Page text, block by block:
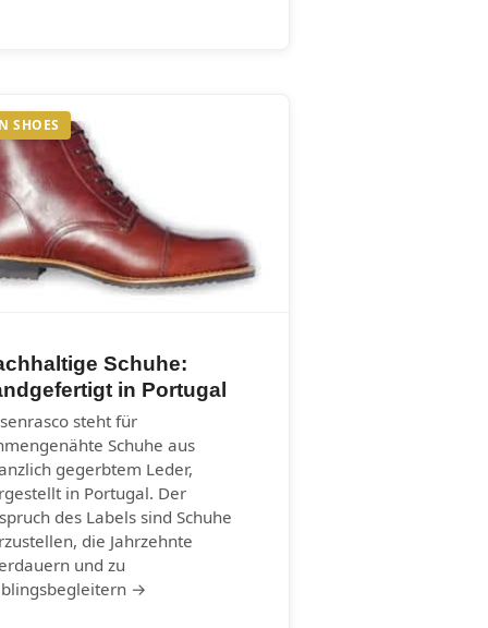
SHOES
Schuhe:
in Portugal
steht für
Schuhe aus
gegerbtem Leder,
in Portugal. Der
des Labels sind Schuhe
die Jahrzehnte
und zu
→